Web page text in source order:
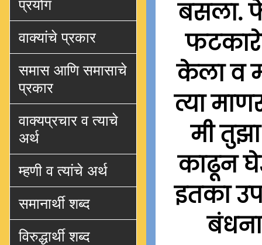
बसला.
केला व
त्या
मी
काढून
इतका
प्रयोग
वाक्यांचे प्रकार
समास आणि समासाचे
प्रकार
वाक्यप्रचार व त्याचे
अर्थ
म्हणी व त्यांचे अर्थ
समानार्थी शब्द
विरुद्धार्थी शब्द